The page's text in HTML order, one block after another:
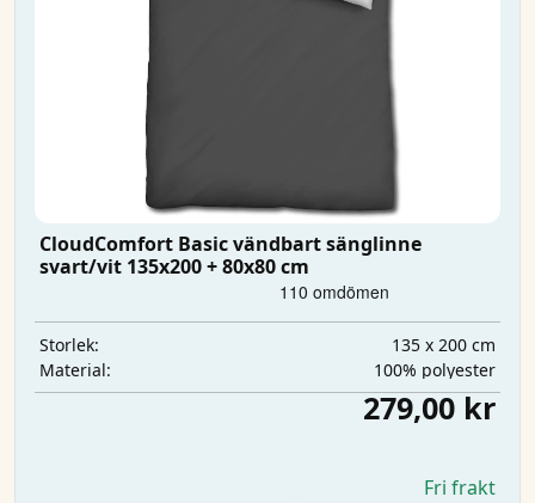
CloudComfort Basic vändbart sänglinne
svart/vit 135x200 + 80x80 cm
Storlek:
135 x 200 cm
Material:
100% polyester
279,00 kr
Fri frakt